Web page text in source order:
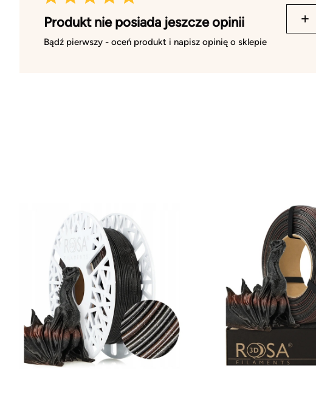
Produkt nie posiada jeszcze opinii
Bądź pierwszy - oceń produkt i napisz opinię o sklepie